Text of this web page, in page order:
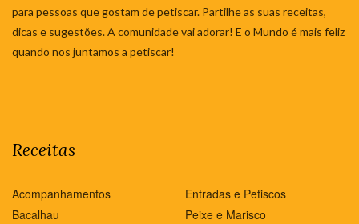
para pessoas que gostam de petiscar. Partilhe as suas receitas,
dicas e sugestões. A comunidade vai adorar! E o Mundo é mais feliz
quando nos juntamos a petiscar!
Receitas
Acompanhamentos
Bacalhau
Entradas e Petiscos
Peixe e Marisco